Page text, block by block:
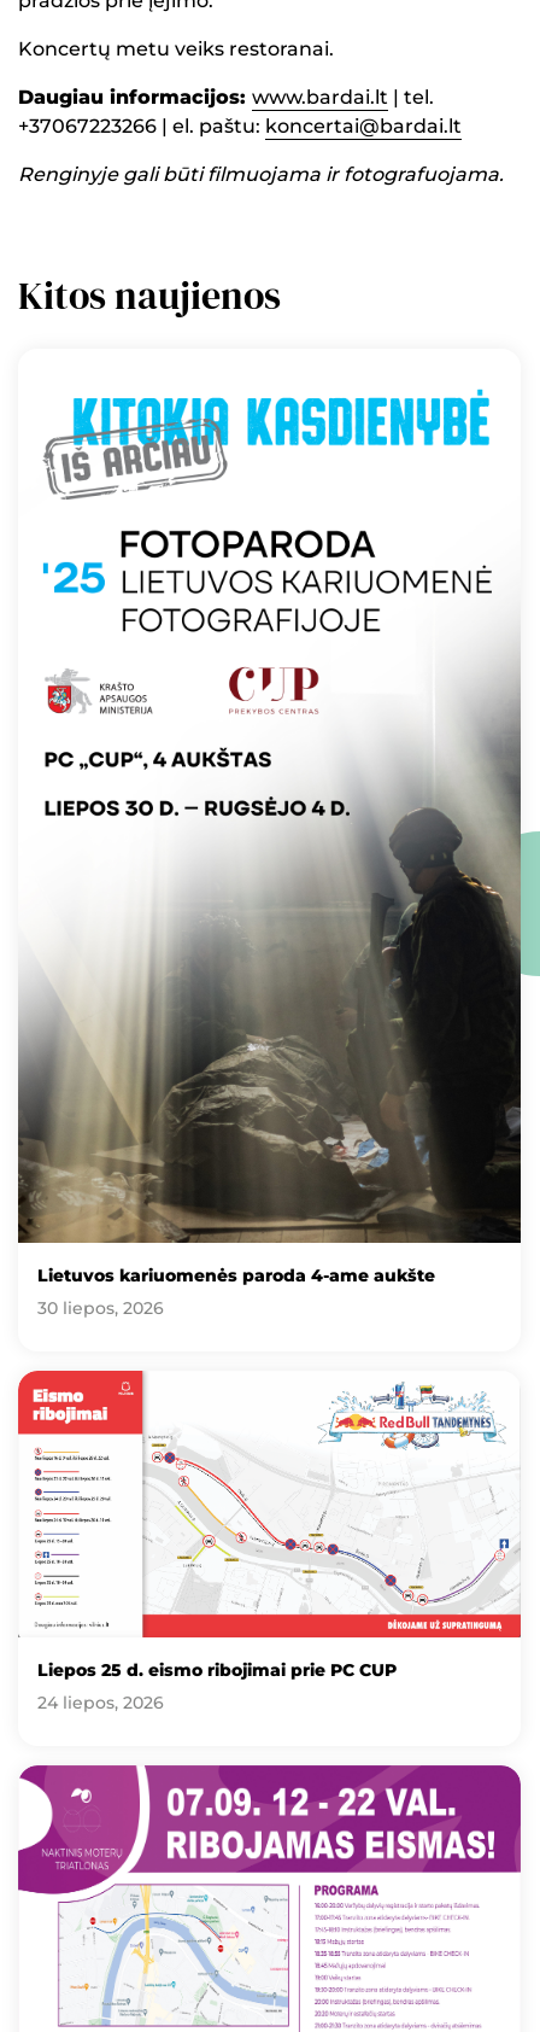
Koncertų metu veiks restoranai.
Daugiau informacijos: www.bardai.lt | tel.
+37067223266 | el. paštu: koncertai@bardai.lt
Renginyje gali būti filmuojama ir fotografuojama.
Kitos naujienos
Lietuvos kariuomenės paroda 4-ame aukšte
30 liepos, 2026
Liepos 25 d. eismo ribojimai prie PC CUP
24 liepos, 2026